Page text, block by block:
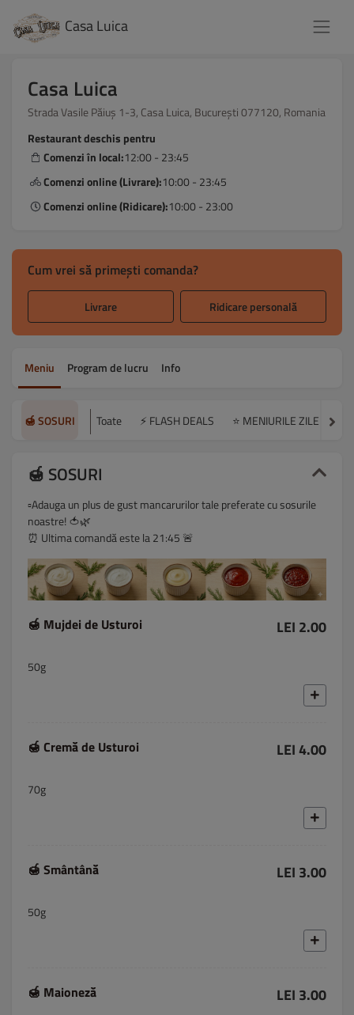
Casa Luica
Casa Luica
Strada Vasile Păiuș 1-3, Casa Luica, București 077120, Romania
Restaurant deschis pentru
Comenzi în local:12:00 - 23:45
Comenzi online (Livrare):10:00 - 23:45
Comenzi online (Ridicare):10:00 - 23:00
Cum vrei să primești comanda?
Livrare Ridicare personală
Meniu Program de lucru Info
🍯 SOSURI Toate ⚡ FLASH DEALS ⭐ MENIURILE ZILEI
🍯 SOSURI
▫️Adauga un plus de gust mancarurilor tale preferate cu sosurile
noastre! 🍅🌿
⏰ Ultima comandă este la 21:45 🚨
🍯 Mujdei de Usturoi LEI 2.00
50g
🍯 Cremă de Usturoi LEI 4.00
70g
🍯 Smântână LEI 3.00
50g
🍯 Maioneză LEI 3.00